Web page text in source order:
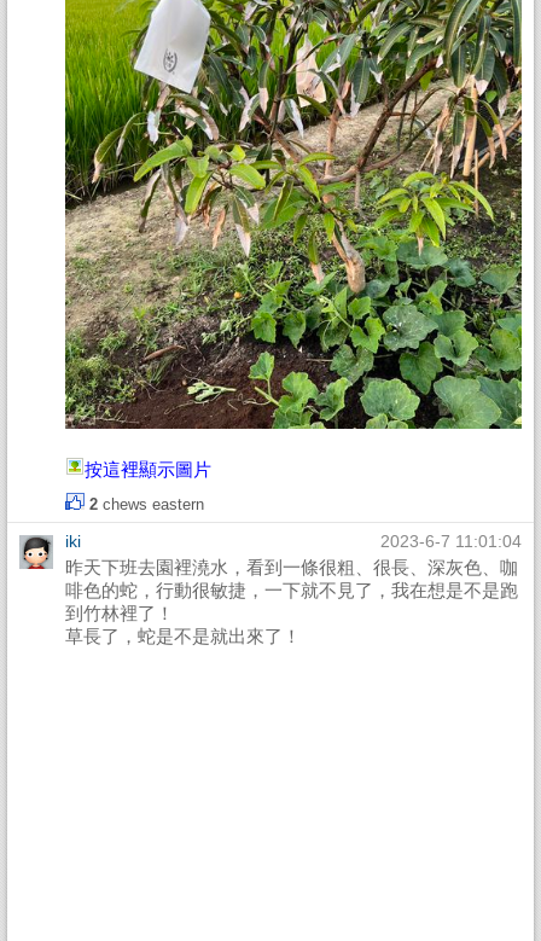
按這裡顯示圖片
2 chews eastern
iki 2023-6-7 11:01:04
昨天下班去園裡澆水，看到一條很粗、很長、深灰色、咖
啡色的蛇，行動很敏捷，一下就不見了，我在想是不是跑
到竹林裡了！
草長了，蛇是不是就出來了！